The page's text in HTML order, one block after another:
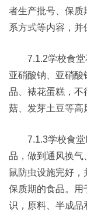
者生产批号、保质
系方式等内容，并
7.1.2学校食堂
亚硝酸钠、亚硝酸
品、裱花蛋糕，不
菇、发芽土豆等高
7.1.3学校食堂
品，做到通风换气
鼠防虫设施完好，
保质期的食品。用
识，原料、半成品